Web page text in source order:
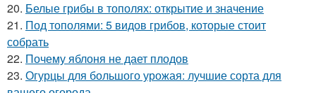
20. Белые грибы в тополях: открытие и значение
21. Под тополями: 5 видов грибов, которые стоит
собрать
22. Почему яблоня не дает плодов
23. Огурцы для большого урожая: лучшие сорта для